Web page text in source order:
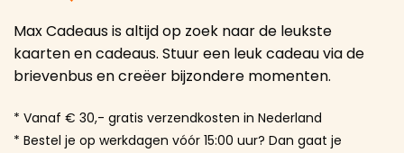
Max Cadeaus is altijd op zoek naar de leukste
kaarten en cadeaus. Stuur een leuk cadeau via de
brievenbus en creëer bijzondere momenten.
* Vanaf € 30,- gratis verzendkosten in Nederland
* Bestel je op werkdagen vóór 15:00 uur? Dan gaat je